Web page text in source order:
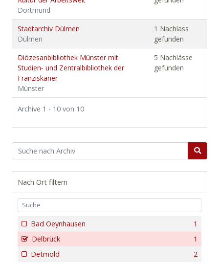
Dortmund
Stadtarchiv Dülmen
Dülmen
1 Nachlass
gefunden
Diözesanbibliothek Münster mit
Studien- und Zentralbibliothek der
Franziskaner
Münster
5 Nachlässe
gefunden
Archive 1 - 10 von 10
Nach Ort filtern
1
Bad Oeynhausen
1
Delbrück
2
Detmold